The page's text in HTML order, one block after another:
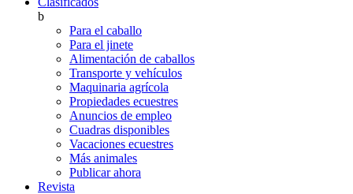
b
Para el caballo
Para el jinete
Alimentación de caballos
Transporte y vehículos
Maquinaria agrícola
Propiedades ecuestres
Anuncios de empleo
Cuadras disponibles
Vacaciones ecuestres
Más animales
Publicar ahora
Revista